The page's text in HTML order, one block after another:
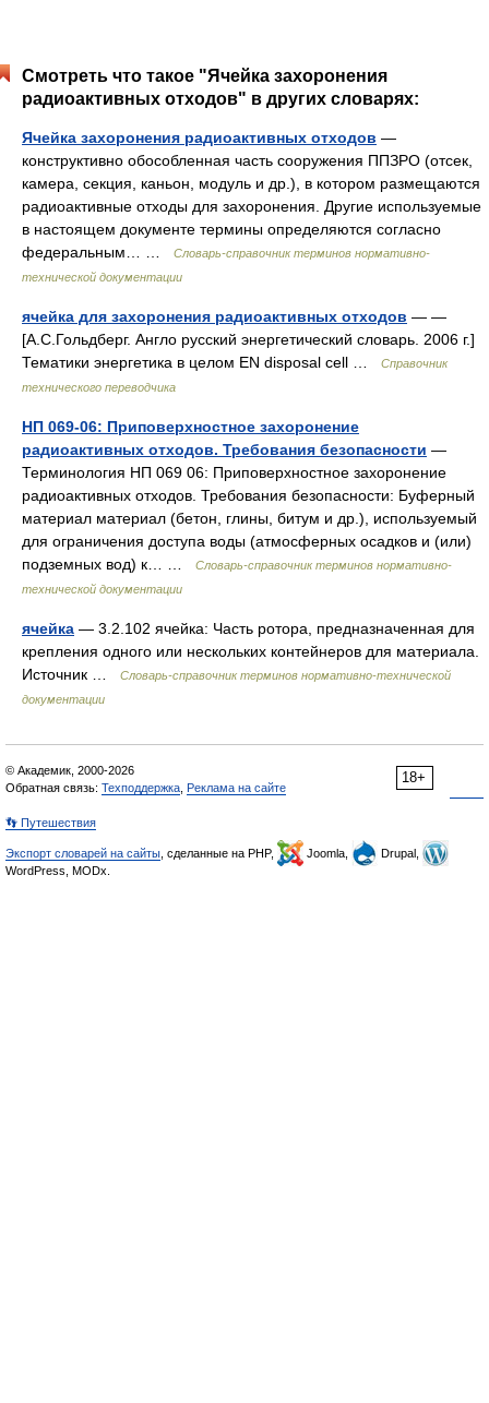
Смотреть что такое "Ячейка захоронения
радиоактивных отходов" в других словарях:
Ячейка захоронения радиоактивных отходов —
конструктивно обособленная часть сооружения ППЗРО (отсек,
камера, секция, каньон, модуль и др.), в котором размещаются
радиоактивные отходы для захоронения. Другие используемые
в настоящем документе термины определяются согласно
федеральным… …
Словарь-справочник терминов нормативно-
технической документации
ячейка для захоронения радиоактивных отходов — —
[А.С.Гольдберг. Англо русский энергетический словарь. 2006 г.]
Тематики энергетика в целом EN disposal cell …
Справочник
технического переводчика
НП 069-06: Приповерхностное захоронение
радиоактивных отходов. Требования безопасности —
Терминология НП 069 06: Приповерхностное захоронение
радиоактивных отходов. Требования безопасности: Буферный
материал материал (бетон, глины, битум и др.), используемый
для ограничения доступа воды (атмосферных осадков и (или)
подземных вод) к… …
Словарь-справочник терминов нормативно-
технической документации
ячейка — 3.2.102 ячейка: Часть ротора, предназначенная для
крепления одного или нескольких контейнеров для материала.
Источник …
Словарь-справочник терминов нормативно-технической
документации
18+
© Академик, 2000-2026
Обратная связь: Техподдержка Реклама на сайте
👣 Путешествия
Экспорт словарей на сайты , сделанные на PHP, Joomla,
Drupal,
WordPress, MODx.